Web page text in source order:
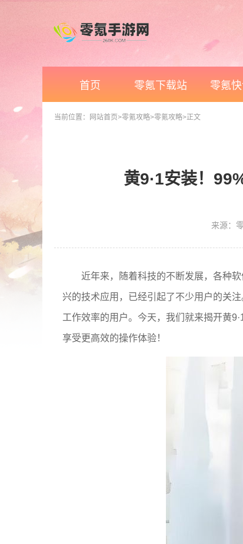
首页 零氪下载站 零氪
当前位置： 网站首页>零氪攻略>零氪攻略>正文
黄9·1安装！
来源：
近年来，随着科技的不断发展，各种
兴的技术应用，已经引起了不少用户的关
工作效率的用户。今天，我们就来揭开黄
享受更高效的操作体验！